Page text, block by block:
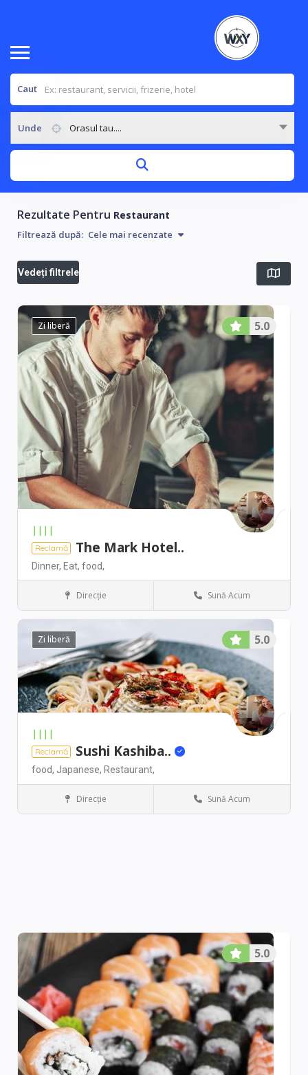
Caut
Unde Orasul tau....
Rezultate Pentru Restaurant
Filtrează după: Cele mai recenzate
Vedeți filtrele
Zi liberă 5.0
||||
Reclamă The Mark Hotel..
Dinner, Eat, food,
Restaurant New York
Direcţie Sună Acum
Zi liberă 5.0
||||
Reclamă Sushi Kashiba..
food, Japanese, Restaurant,
Restaurant Washington
Direcţie Sună Acum
5.0